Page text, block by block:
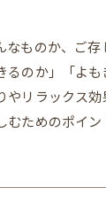
なものか、ご
るのか」「よ
やリラックス
むためのポイ